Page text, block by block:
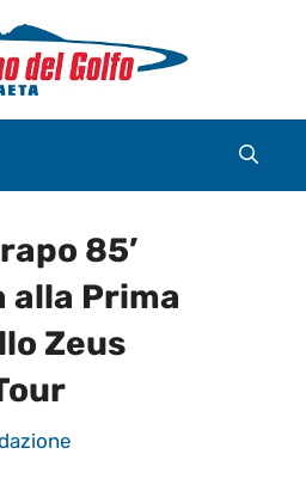
85’
Prima
Zeus